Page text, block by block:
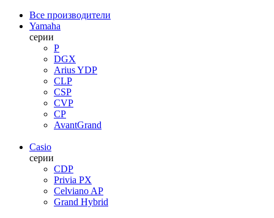
Все производители
Yamaha
серии
P
DGX
Arius YDP
CLP
CSP
CVP
CP
AvantGrand
Casio
серии
CDP
Privia PX
Celviano AP
Grand Hybrid